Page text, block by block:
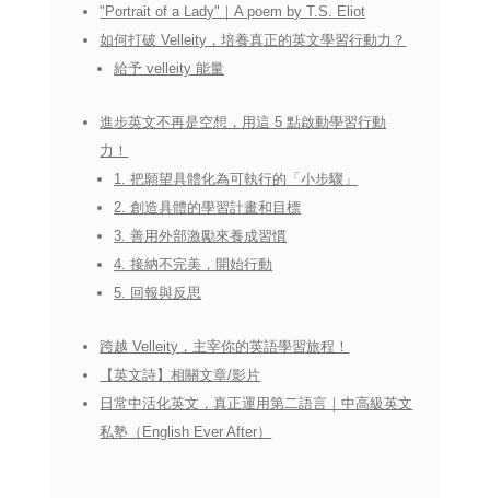
"Portrait of a Lady"｜A poem by T.S. Eliot
如何打破 Velleity，培養真正的英文學習行動力？
給予 velleity 能量
進步英文不再是空想，用這 5 點啟動學習行動
力！
1. 把願望具體化為可執行的「小步驟」
2. 創造具體的學習計畫和目標
3. 善用外部激勵來養成習慣
4. 接納不完美，開始行動
5. 回報與反思
跨越 Velleity，主宰你的英語學習旅程！
【英文詩】相關文章/影片
日常中活化英文，真正運用第二語言｜中高級英文
私塾（English Ever After）